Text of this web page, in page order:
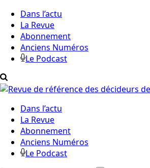
Dans l’actu
La Revue
Abonnement
Anciens Numéros
Le Podcast
Dans l’actu
La Revue
Abonnement
Anciens Numéros
Le Podcast